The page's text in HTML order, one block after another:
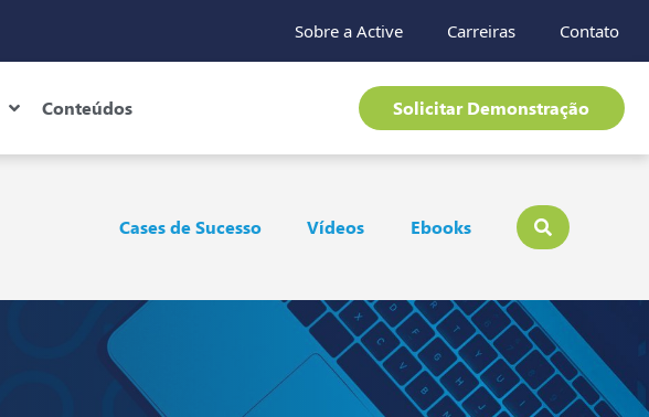
Sobre a Active Carreiras Contato
Conteúdos Solicitar Demonstração
Cases de Sucesso Vídeos Ebooks